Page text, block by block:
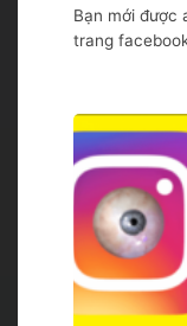
Bạn mới được
trang